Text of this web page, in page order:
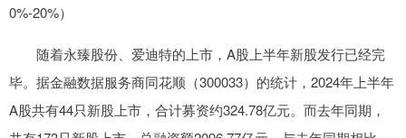
0%-20%）
随着永臻股份、爱迪特的上市，A股上半年新股发行已经完
毕。据金融数据服务商同花顺（300033）的统计，2024年上半年
A股共有44只新股上市，合计募资约324.78亿元。而去年同期，